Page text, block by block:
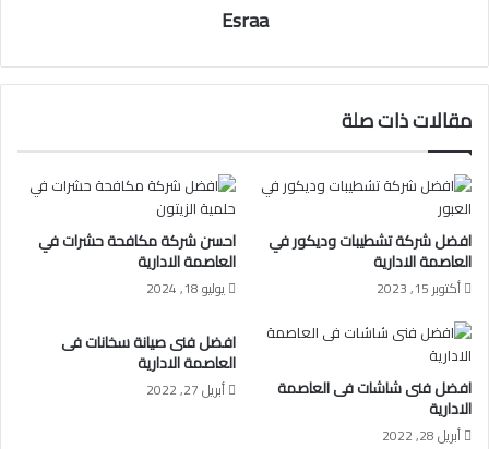
Esraa
مقالات ذات صلة
افضل شركة تشطيبات وديكور في
العاصمة الادارية
أكتوبر 15, 2023
احسن شركة مكافحة حشرات في
العاصمة الادارية
يوليو 18, 2024
افضل فنى شاشات فى العاصمة
الادارية
أبريل 28, 2022
افضل فنى صيانة سخانات فى
العاصمة الادارية
أبريل 27, 2022